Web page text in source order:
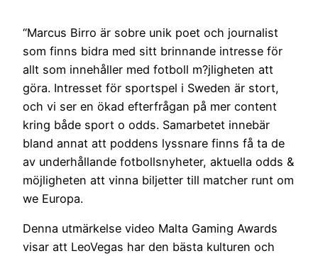
“Marcus Birro är sobre unik poet och journalist
som finns bidra med sitt brinnande intresse för
allt som innehåller med fotboll m?jligheten att
göra. Intresset för sportspel i Sweden är stort,
och vi ser en ökad efterfrågan på mer content
kring både sport o odds. Samarbetet innebär
bland annat att poddens lyssnare finns få ta de
av underhållande fotbollsnyheter, aktuella odds &
möjligheten att vinna biljetter till matcher runt om
we Europa.
Denna utmärkelse video Malta Gaming Awards
visar att LeoVegas har den bästa kulturen och